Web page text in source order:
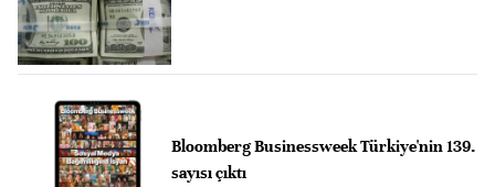
Bloomberg Businessweek Türkiye'nin 139.
sayısı çıktı